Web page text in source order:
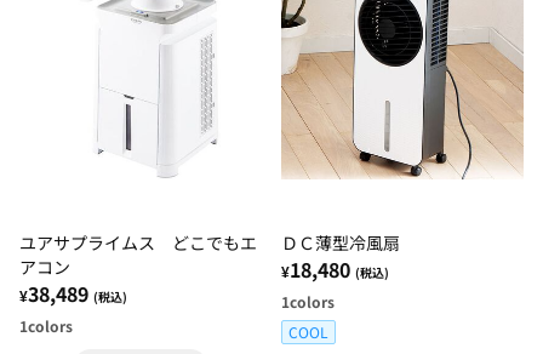
ユアサプライムス どこでもエ
アコン
¥38,489 (税込)
1colors
ＤＣ薄型冷風扇
¥18,480 (税込)
1colors
COOL